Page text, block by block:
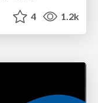
4 1.2k